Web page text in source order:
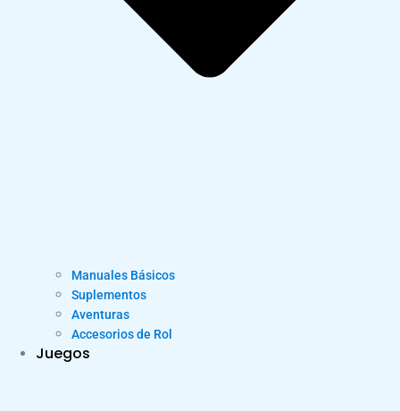
Manuales Básicos
Suplementos
Aventuras
Accesorios de Rol
Juegos